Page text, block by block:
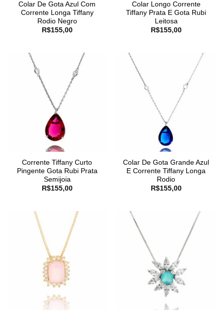
Colar De Gota Azul Com
Corrente Longa Tiffany
Rodio Negro
R$155,00
Colar Longo Corrente
Tiffany Prata E Gota Rubi
Leitosa
R$155,00
Corrente Tiffany Curto
Pingente Gota Rubi Prata
Semijoia
R$155,00
Colar De Gota Grande Azul
E Corrente Tiffany Longa
Rodio
R$155,00